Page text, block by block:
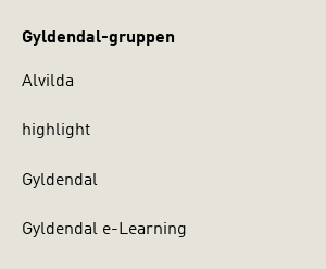
Gyldendal-gruppen
Alvilda
highlight
Gyldendal
Gyldendal e-Learning